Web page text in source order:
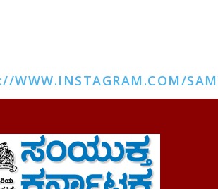
WWW.INSTAGRAM.COM/